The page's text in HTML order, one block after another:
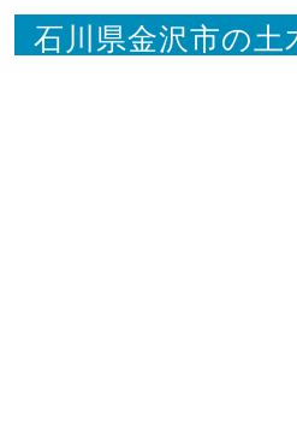
石川県金沢市の土